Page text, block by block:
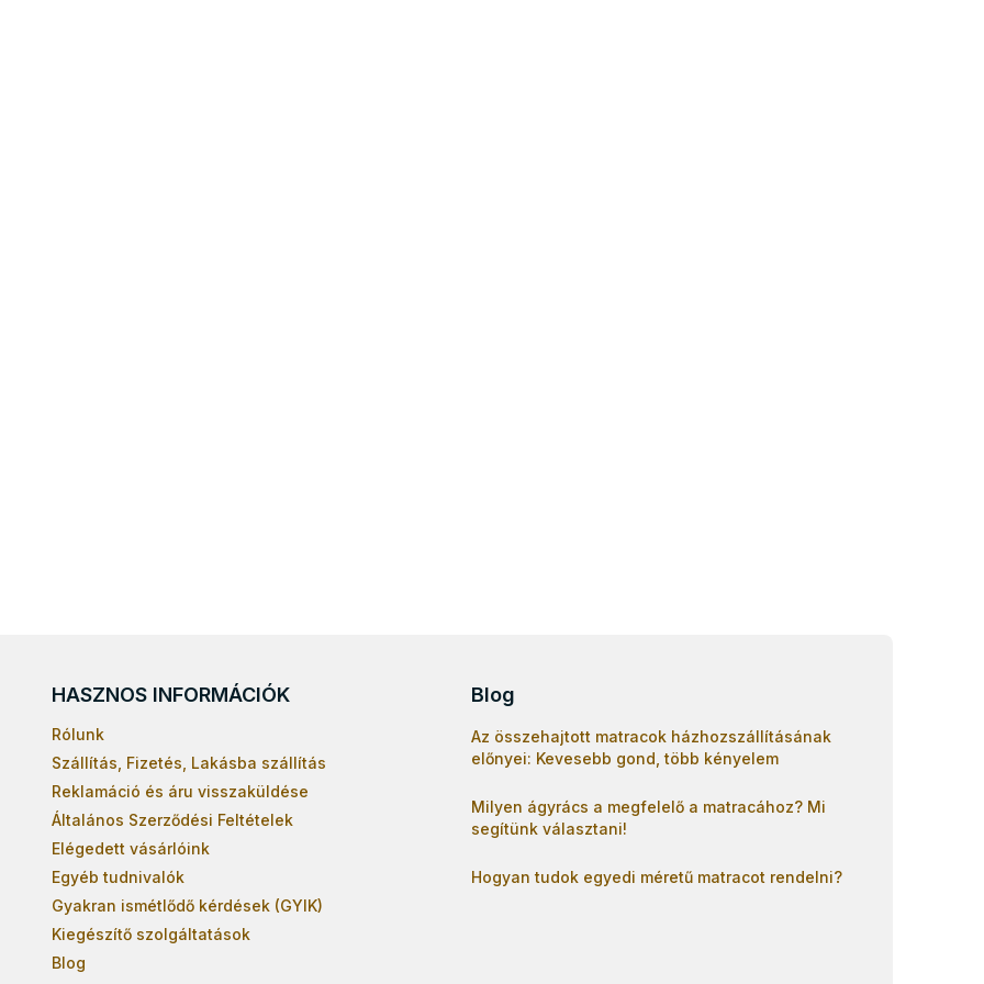
HASZNOS INFORMÁCIÓK
Rólunk
Szállítás, Fizetés, Lakásba szállítás
Reklamáció és áru visszaküldése
Általános Szerződési Feltételek
Elégedett vásárlóink
Egyéb tudnivalók
Gyakran ismétlődő kérdések (GYIK)
Kiegészítő szolgáltatások
Blog
Blog
Az összehajtott matracok házhozszállításának
előnyei: Kevesebb gond, több kényelem
Milyen ágyrács a megfelelő a matracához? Mi
segítünk választani!
Hogyan tudok egyedi méretű matracot rendelni?